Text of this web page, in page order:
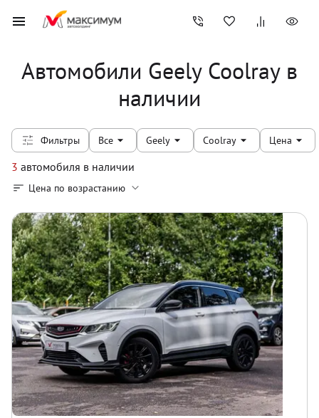
Автомобили Geely Coolray в
наличии
Фильтры Все Geely Coolray Цена
3 автомобиля в наличии
Цена по возрастанию